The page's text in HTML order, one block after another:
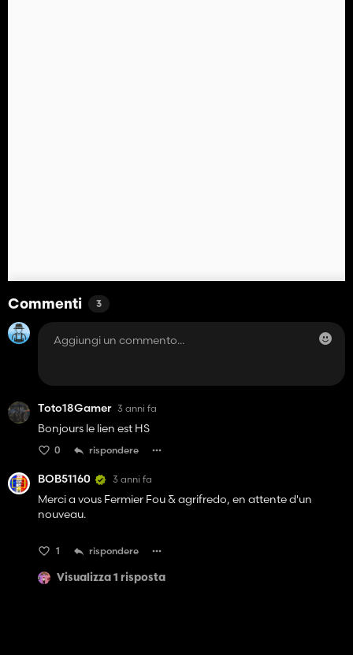
Commenti 3
Toto18Gamer 3 anni fa
Bonjours le lien est HS
0 rispondere
BOB51160 3 anni fa
Merci a vous Fermier Fou & agrifredo, en attente d'un
nouveau.
1 rispondere
Visualizza 1 risposta